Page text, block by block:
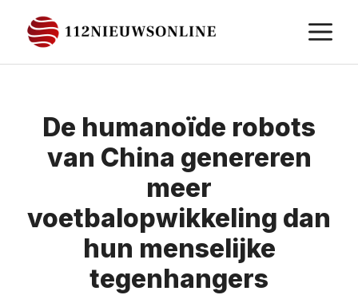
naar
de
De humanoïde robots
van China genereren
meer
voetbalopwikkeling dan
hun menselijke
tegenhangers